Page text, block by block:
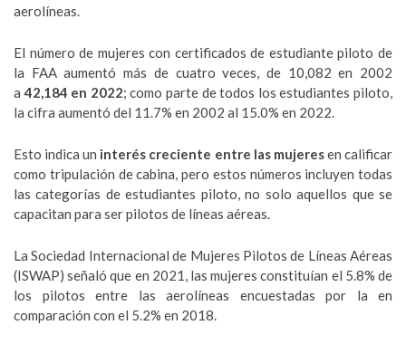
aerolíneas.
El número de mujeres con certificados de estudiante piloto de
la FAA aumentó más de cuatro veces, de 10,082 en 2002
a 42,184 en 2022; como parte de todos los estudiantes piloto,
la cifra aumentó del 11.7% en 2002 al 15.0% en 2022.
Esto indica un interés creciente entre las mujeresen calificar
como tripulación de cabina, pero estos números incluyen todas
las categorías de estudiantes piloto, no solo aquellos que se
capacitan para ser pilotos de líneas aéreas.
La Sociedad Internacional de Mujeres Pilotos de Líneas Aéreas
(ISWAP) señaló que en 2021, las mujeres constituían el 5.8% de
los pilotos entre las aerolíneas encuestadas por la en
comparación con el 5.2% en 2018.